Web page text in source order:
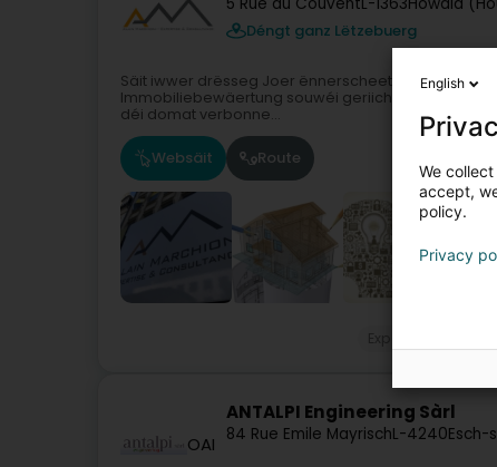
Déngt ganz Lëtzebuerg
Säit iwwer drësseg Joer ënnerscheet sech Alain
Immobiliebewäertung souwéi geriichtlech an privat
déi domat verbonne...
Websäit Route
OAI
ANTALPI Engineering Sàrl
84 Rue Emile MayrischL-4240Esch-
English
We
accept,
policy.
Privacy